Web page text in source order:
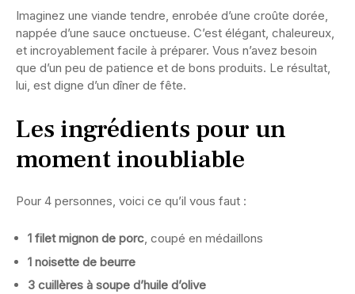
Imaginez une viande tendre, enrobée d’une croûte dorée,
nappée d’une sauce onctueuse. C’est élégant, chaleureux,
et incroyablement facile à préparer. Vous n’avez besoin
que d’un peu de patience et de bons produits. Le résultat,
lui, est digne d’un dîner de fête.
Les ingrédients pour un
moment inoubliable
Pour 4 personnes, voici ce qu’il vous faut :
1 filet mignon de porc, coupé en médaillons
1 noisette de beurre
3 cuillères à soupe d’huile d’olive